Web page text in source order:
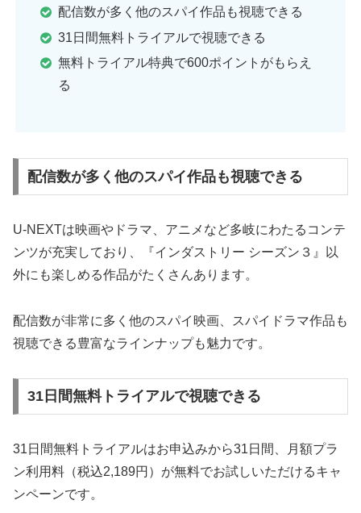
配信数が多く他のスパイ作品も視聴できる
31日間無料トライアルで視聴できる
無料トライアル特典で600ポイントがもらえ
る
配信数が多く他のスパイ作品も視聴できる
U-NEXTは映画やドラマ、アニメなど多岐にわたるコンテ
ンツが充実しており、『インダストリー シーズン３』以
外にも楽しめる作品がたくさんあります。
配信数が非常に多く他のスパイ映画、スパイドラマ作品も
視聴できる豊富なラインナップも魅力です。
31日間無料トライアルで視聴できる
31日間無料トライアルはお申込みから31日間、月額プラ
ン利用料（税込2,189円）が無料でお試しいただけるキャ
ンペーンです。